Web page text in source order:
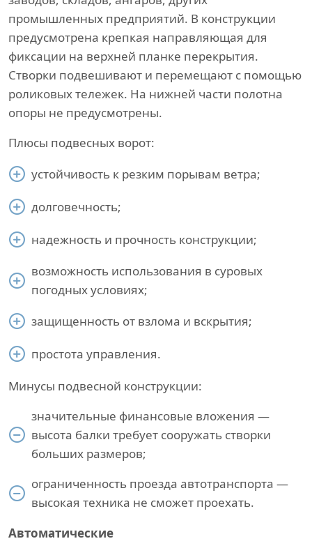
промышленных предприятий. В конструкции
предусмотрена крепкая направляющая для
фиксации на верхней планке перекрытия.
Створки подвешивают и перемещают с помощью
роликовых тележек. На нижней части полотна
опоры не предусмотрены.
Плюсы подвесных ворот:
устойчивость к резким порывам ветра;
долговечность;
надежность и прочность конструкции;
возможность использования в суровых
погодных условиях;
защищенность от взлома и вскрытия;
простота управления.
Минусы подвесной конструкции:
значительные финансовые вложения —
высота балки требует сооружать створки
больших размеров;
ограниченность проезда автотранспорта —
высокая техника не сможет проехать.
Автоматические